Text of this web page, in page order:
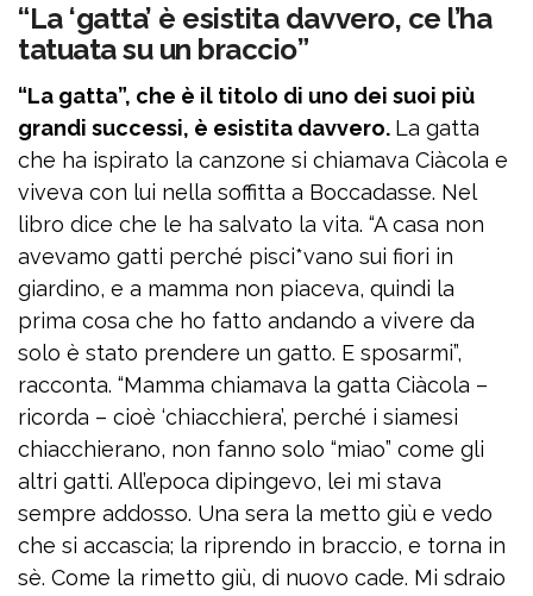
“La ‘gatta’ è esistita davvero, ce l’ha
tatuata su un braccio”
“La gatta”, che è il titolo di uno dei suoi più
grandi successi, è esistita davvero. La gatta
che ha ispirato la canzone si chiamava Ciàcola e
viveva con lui nella soffitta a Boccadasse. Nel
libro dice che le ha salvato la vita. “A casa non
avevamo gatti perché pisci*vano sui fiori in
giardino, e a mamma non piaceva, quindi la
prima cosa che ho fatto andando a vivere da
solo è stato prendere un gatto. E sposarmi”,
racconta. “Mamma chiamava la gatta Ciàcola –
ricorda – cioè ‘chiacchiera’, perché i siamesi
chiacchierano, non fanno solo “miao” come gli
altri gatti. All’epoca dipingevo, lei mi stava
sempre addosso. Una sera la metto giù e vedo
che si accascia; la riprendo in braccio, e torna in
sè. Come la rimetto giù, di nuovo cade. Mi sdraio